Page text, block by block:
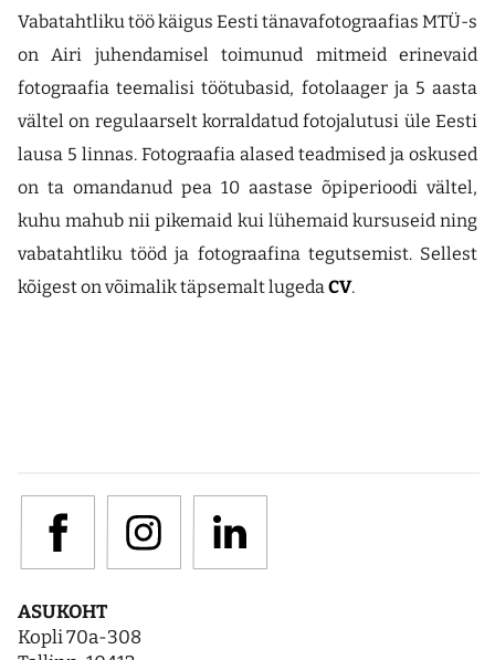
Vabatahtliku töö käigus Eesti tänavafotograafias MTÜ-s
on Airi juhendamisel toimunud mitmeid erinevaid
fotograafia teemalisi töötubasid, fotolaager ja 5 aasta
vältel on regulaarselt korraldatud fotojalutusi üle Eesti
lausa 5 linnas. Fotograafia alased teadmised ja oskused
on ta omandanud pea 10 aastase õpiperioodi vältel,
kuhu mahub nii pikemaid kui lühemaid kursuseid ning
vabatahtliku tööd ja fotograafina tegutsemist. Sellest
kõigest on võimalik täpsemalt lugeda CV.
ASUKOHT
Kopli 70a-308